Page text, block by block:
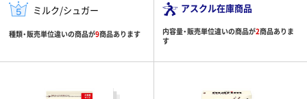
ミルク/シュガー
種類・販売単位違いの商品が9商品あります
アスクル在庫商品
内容量・販売単位違いの商品が2商品ありま
す